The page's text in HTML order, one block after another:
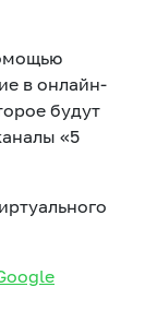
в онлайн-
будут
«5